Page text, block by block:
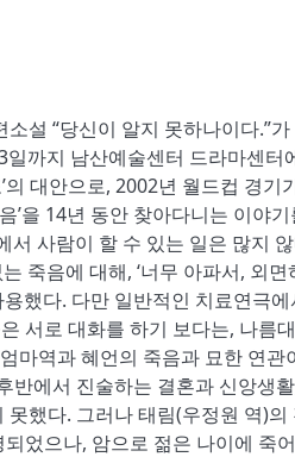
소설 “당신이 알지 못하나이다.”
일까지 남산예술센터 드라마센터
’의 대안으로, 2002년 월드컵 경기
’을 14년 동안 찾아다니는 이야
서 사람이 할 수 있는 일은 많지
죽음에 대해, ‘너무 아파서, 외면
했다. 다만 일반적인 치료연극
서로 대화를 하기 보다는, 나름
마역과 혜언의 죽음과 묘한 연관
반에서 진술하는 결혼과 신앙생활
못했다. 그러나 태림(우정원 역)의
되었으나, 암으로 젊은 나이에 죽